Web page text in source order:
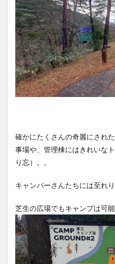
確かにたくさんの奇麗にされ
事場や、管理棟にはきれいな
り忘）。。
キャンパーさんたちには至れ
芝生の広場でもキャンプは可能